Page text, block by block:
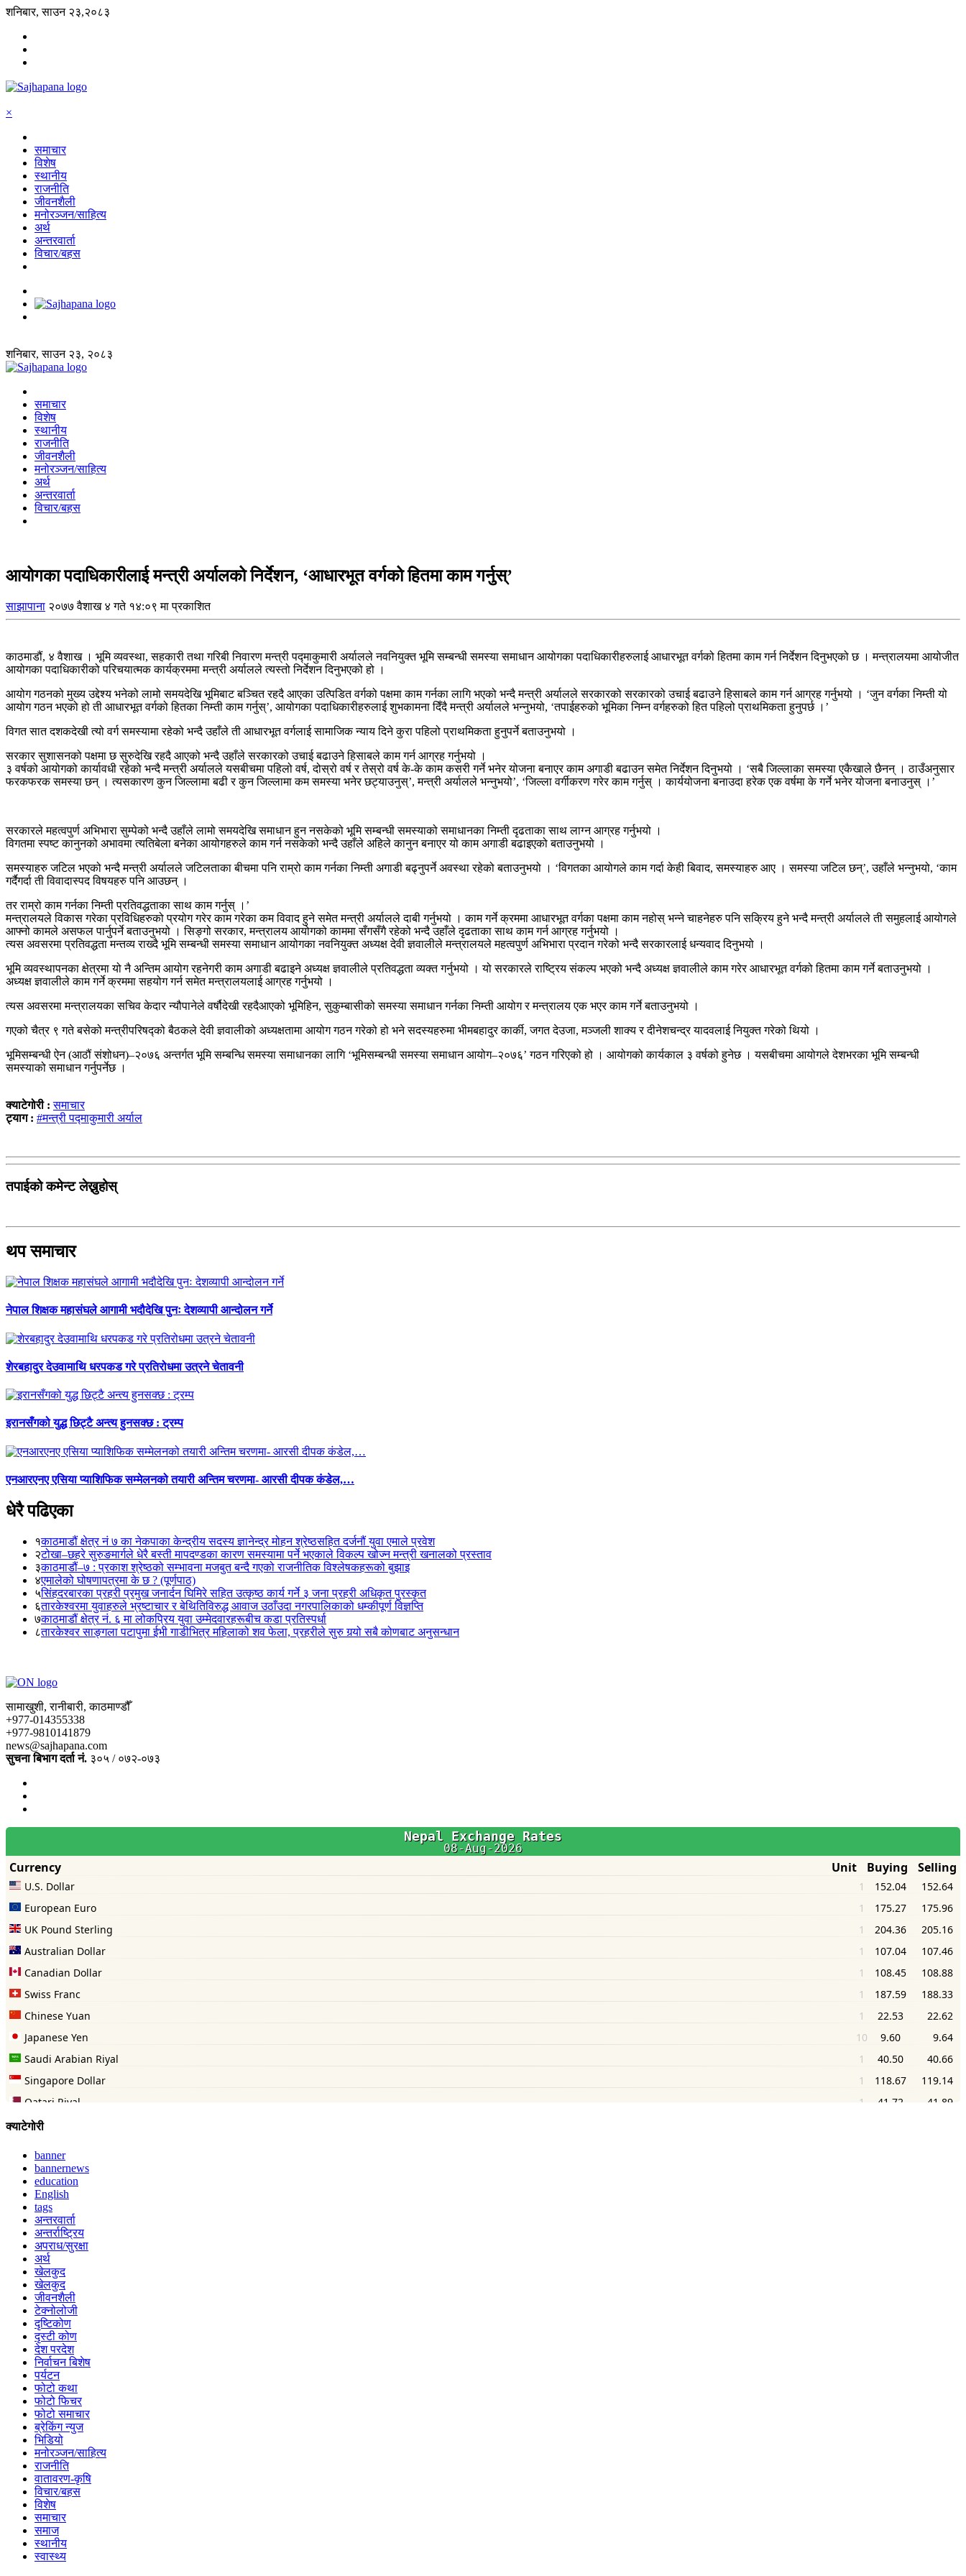
शनिबार, साउन २३,२०८३
×
समाचार
विशेष
स्थानीय
राजनीति
जीवनशैली
मनोरञ्जन/साहित्य
अर्थ
अन्तरवार्ता
विचार/बहस
शनिबार, साउन २३, २०८३
समाचार
विशेष
स्थानीय
राजनीति
जीवनशैली
मनोरञ्जन/साहित्य
अर्थ
अन्तरवार्ता
विचार/बहस
आयोगका पदाधिकारीलाई मन्त्री अर्यालको निर्देशन, ‘आधारभूत वर्गको हितमा काम गर्नुस्’
साझापाना २०७७ वैशाख ४ गते १४:०९ मा प्रकाशित
काठमाडौं, ४ वैशाख । भूमि व्यवस्था, सहकारी तथा गरिबी निवारण मन्त्री पद्‍माकुमारी अर्यालले नवनियुक्त भूमि सम्बन्धी समस्या समाधान आयोगका पदाधिकारीहरुलाई आधारभूत वर्गको हितमा काम गर्न निर्देशन दिनुभएको छ । मन्त्रालयमा आयोजीत
आयोगका पदाधिकारीको परिचयात्मक कार्यक्रममा मन्त्री अर्यालले त्यस्तो निर्देशन दिनुभएको हो ।
आयोग गठनको मुख्य उद्देश्य भनेको लामो समयदेखि भूमिबाट बञ्चित रहदै आएका उत्पिडित वर्गको पक्षमा काम गर्नका लागि भएको भन्दै मन्त्री अर्यालले सरकारको सरकारको उचाई बढाउने हिसाबले काम गर्न आग्रह गर्नुभयो । ‘जुन वर्गका निम्ती यो
आयोग गठन भएको हो ती आधारभूत वर्गको हितका निम्ती काम गर्नुस्’, आयोगका पदाधिकारीहरुलाई शुभकामना दिँदै मन्त्री अर्यालले भन्नुभयो, ‘तपाईहरुको भूमिका निम्‍न वर्गहरुको हित पहिलो प्राथमिकता हुनुपर्छ ।’
विगत सात दशकदेखी त्यो वर्ग समस्यामा रहेको भन्दै उहाँले ती आधारभूत वर्गलाई सामाजिक न्याय दिने कुरा पहिलो प्राथमिकता हुनुपर्ने बताउनुभयो ।
सरकार सुशासनको पक्षमा छ सुरुदेखि रहदै आएको भन्दै उहाँले सरकारको उचाई बढाउने हिसाबले काम गर्न आग्रह गर्नुभयो ।
३ वर्षको आयोगको कार्यावधी रहेको भन्दै मन्त्री अर्यालले यसबीचमा पहिलो वर्ष, दोस्रो वर्ष र तेस्रो वर्ष के-के काम कसरी गर्ने भनेर योजना बनाएर काम अगाडी बढाउन समेत निर्देशन दिनुभयो । ‘सबै जिल्लाका समस्या एकैखाले छैनन् । ठाउँअनुसार
फरकफरक समस्या छन् । त्यसकारण कुन जिल्लामा बढी र कुन जिल्लामा कम समस्या भनेर छट्याउनुस्’, मन्त्री अर्यालले भन्नुभयो’, ‘जिल्ला वर्गीकरण गरेर काम गर्नुस् । कार्ययोजना बनाउदा हरेक एक वर्षमा के गर्ने भनेर योजना बनाउनुस् ।’
सरकारले महत्वपुर्ण अभिभारा सुम्पेको भन्दै उहाँले लामो समयदेखि समाधान हुन नसकेको भूमि सम्बन्धी समस्याको समाधानका निम्ती दृढताका साथ लाग्न आग्रह गर्नुभयो ।
विगतमा स्पष्ट कानुनको अभावमा त्यतिबेला बनेका आयोगहरुले काम गर्न नसकेको भन्दै उहाँले अहिले कानुन बनाएर यो काम अगाडी बढाइएको बताउनुभयो ।
समस्याहरु जटिल भएको भन्दै मन्त्री अर्यालले जटिलताका बीचमा पनि राम्रो काम गर्नका निम्ती अगाडी बढ्नुपर्ने अवस्था रहेको बताउनुभयो । ‘विगतका आयोगले काम गर्दा केही बिवाद, समस्याहरु आए । समस्या जटिल छन्’, उहाँले भन्नुभयो, ‘काम
गर्दैगर्दा ती विवादास्पद विषयहरु पनि आउछन् ।
तर राम्रो काम गर्नका निम्ती प्रतिवद्धताका साथ काम गर्नुस् ।’
मन्त्रालयले विकास गरेका प्रविधिहरुको प्रयोग गरेर काम गरेका कम विवाद हुने समेत मन्त्री अर्यालले दाबी गर्नुभयो । काम गर्ने क्रममा आधारभूत वर्गका पक्षमा काम नहोस् भन्ने चाहनेहरु पनि सक्रिय हुने भन्दै मन्त्री अर्यालले ती समुहलाई आयोगले
आफ्नो कामले असफल पार्नुपर्ने बताउनुभयो । सिङ्गो सरकार, मन्त्रालय आयोगको काममा सँगसँगै रहेको भन्दै उहाँले दृढताका साथ काम गर्न आग्रह गर्नुभयो ।
त्यस अवसरमा प्रतिवद्धता मन्तव्य राख्दै भूमि सम्बन्धी समस्या समाधान आयोगका नवनियुक्त अध्यक्ष देवी ज्ञवालीले मन्त्रालयले महत्वपुर्ण अभिभारा प्रदान गरेको भन्दै सरकारलाई धन्यवाद दिनुभयो ।
भूमि व्यवस्थापनका क्षेत्रमा यो नै अन्तिम आयोग रहनेगरी काम अगाडी बढाइने अध्यक्ष ज्ञवालीले प्रतिवद्धता व्यक्त गर्नुभयो । यो सरकारले राष्ट्रिय संकल्प भएको भन्दै अध्यक्ष ज्ञवालीले काम गरेर आधारभूत वर्गको हितमा काम गर्ने बताउनुभयो ।
अध्यक्ष ज्ञवालीले काम गर्ने क्रममा सहयोग गर्न समेत मन्त्रालयलाई आग्रह गर्नुभयो ।
त्यस अवसरमा मन्त्रालयका सचिव केदार न्यौपानेले वर्षौदेखी रहदैआएको भूमिहिन, सुकुम्बासीको समस्या समाधान गर्नका निम्ती आयोग र मन्त्रालय एक भएर काम गर्ने बताउनुभयो ।
गएको चैत्र ९ गते बसेको मन्त्रीपरिषद्को बैठकले देवी ज्ञवालीको अध्यक्षतामा आयोग गठन गरेको हो भने सदस्यहरुमा भीमबहादुर कार्की, जगत देउजा, मञ्‍जली शाक्य र दीनेशचन्द्र यादवलाई नियुक्त गरेको थियो ।
भूमिसम्बन्धी ऐन (आठौं संशोधन)–२०७६ अन्तर्गत भूमि सम्बन्धि समस्या समाधानका लागि ‘भूमिसम्बन्धी समस्या समाधान आयोग–२०७६’ गठन गरिएको हो । आयोगको कार्यकाल ३ वर्षको हुनेछ । यसबीचमा आयोगले देशभरका भूमि सम्बन्धी
समस्याको समाधान गर्नुपर्नेछ ।
क्याटेगोरी :समाचार
ट्याग : #मन्त्री पद्‍माकुमारी अर्याल
तपाईको कमेन्ट लेख्नुहोस्
थप समाचार
नेपाल शिक्षक महासंघले आगामी भदौदेखि पुनः देशव्यापी आन्दोलन गर्ने
शेरबहादुर देउवामाथि धरपकड गरे प्रतिरोधमा उत्रने चेतावनी
इरानसँगको युद्ध छिट्टै अन्त्य हुनसक्छ : ट्रम्प
एनआरएनए एसिया प्याशिफिक सम्मेलनको तयारी अन्तिम चरणमा- आरसी दीपक कंडेल,…
धेरै पढिएका
१काठमाडौं क्षेत्र नं ७ का नेकपाका केन्द्रीय सदस्य ज्ञानेन्द्र मोहन श्रेष्ठसहित दर्जनौं युवा एमाले प्रवेश
२टोखा–छहरे सुरुङमार्गले धेरै बस्ती मापदण्डका कारण समस्यामा पर्ने भएकाले विकल्प खोज्न मन्त्री खनालको प्रस्ताव
३काठमाडौं–७ : प्रकाश श्रेष्ठको सम्भावना मजबुत बन्दै गएको राजनीतिक विश्लेषकहरूको बुझाइ
४एमालेको घोषणापत्रमा के छ ? (पूर्णपाठ)
५सिंहदरबारका प्रहरी प्रमुख जनार्दन घिमिरे सहित उत्कृष्ठ कार्य गर्ने ३ जना प्रहरी अधिकृत पुरस्कृत
६तारकेश्वरमा युवाहरुले भ्रष्टाचार र बेथितिविरुद्ध आवाज उठाँउदा नगरपालिकाको धम्कीपूर्ण विज्ञप्ति
७काठमाडौं क्षेत्र नं. ६ मा लोकप्रिय युवा उम्मेदवारहरूबीच कडा प्रतिस्पर्धा
८तारकेश्वर साङ्गला पटापुमा ईभी गाडीभित्र महिलाको शव फेला, प्रहरीले सुरु गर्‍यो सबै कोणबाट अनुसन्धान
सामाखुशी, रानीबारी, काठमाण्डौँ
+977-014355338
+977-9810141879
news@sajhapana.com
सुचना बिभाग दर्ता नं. ३०५ / ०७२-०७३
क्याटेगोरी
banner
bannernews
education
English
tags
अन्तरवार्ता
अन्तर्राष्ट्रिय
अपराध/सुरक्षा
अर्थ
खेलकुद
खेलकुद
जीवनशैली
टेक्नोलोजी
दृष्टिकोण
दृस्टी कोण
देश परदेश
निर्वाचन बिशेष
पर्यटन
फोटो कथा
फोटो फिचर
फोटो समाचार
ब्रेकिंग न्युज
भिडियो
मनोरञ्जन/साहित्य
राजनीति
वातावरण-कृषि
विचार/बहस
विशेष
समाचार
समाज
स्थानीय
स्वास्थ्य